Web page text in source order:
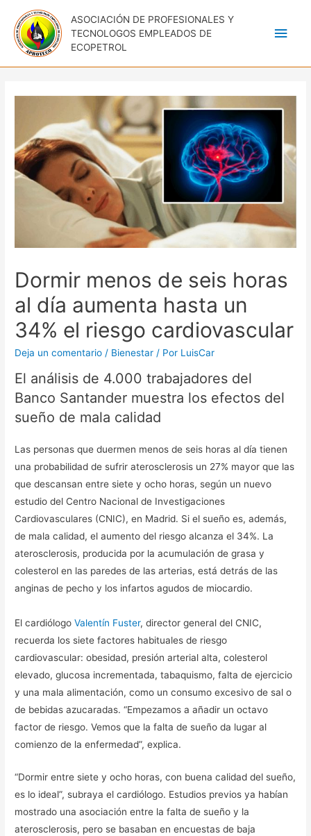
ASOCIACIÓN DE PROFESIONALES Y
TECNOLOGOS EMPLEADOS DE
ECOPETROL
Dormir menos de seis horas
al día aumenta hasta un
34% el riesgo cardiovascular
Deja un comentario / Bienestar / Por LuisCar
El análisis de 4.000 trabajadores del
Banco Santander muestra los efectos del
sueño de mala calidad
Las personas que duermen menos de seis horas al día tienen
una probabilidad de sufrir aterosclerosis un 27% mayor que las
que descansan entre siete y ocho horas, según un nuevo
estudio del Centro Nacional de Investigaciones
Cardiovasculares (CNIC), en Madrid. Si el sueño es, además,
de mala calidad, el aumento del riesgo alcanza el 34%. La
aterosclerosis, producida por la acumulación de grasa y
colesterol en las paredes de las arterias, está detrás de las
anginas de pecho y los infartos agudos de miocardio.
El cardiólogoValentín Fuster, director general del CNIC,
recuerda los siete factores habituales de riesgo
cardiovascular: obesidad, presión arterial alta, colesterol
elevado, glucosa incrementada, tabaquismo, falta de ejercicio
y una mala alimentación, como un consumo excesivo de sal o
de bebidas azucaradas. “Empezamos a añadir un octavo
factor de riesgo. Vemos que la falta de sueño da lugar al
comienzo de la enfermedad”, explica.
“Dormir entre siete y ocho horas, con buena calidad del sueño,
es lo ideal”, subraya el cardiólogo. Estudios previos ya habían
mostrado una asociación entre la falta de sueño y la
aterosclerosis, pero se basaban en encuestas de baja